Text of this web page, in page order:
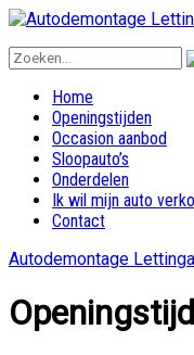
Home
Openingstijden
Occasion aanbod
Sloopauto’s
Onderdelen
Ik wil mijn auto
Contact
Autodemontage Lettinga